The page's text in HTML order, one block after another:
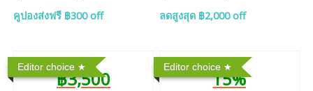
คูปองส่งฟรี ฿300 off ลดสูงสุด ฿2,000 off
Editor choice
฿3,500
Editor choice
15%